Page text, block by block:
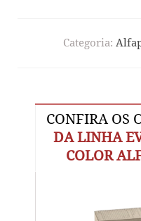
Categoria:
CONFIRA OS
DA LINHA
COLOR